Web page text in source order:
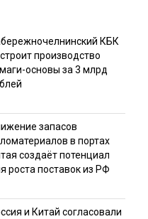
КБК
производство
основы за 3 млрд
запасов
в портах
создаёт потенциал
роста поставок из РФ
и Китай согласовали